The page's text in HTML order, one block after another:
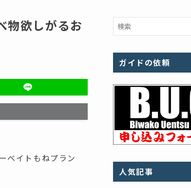
物欲しがるお
ベイトもねプラン
ガイドの依頼
人気記事